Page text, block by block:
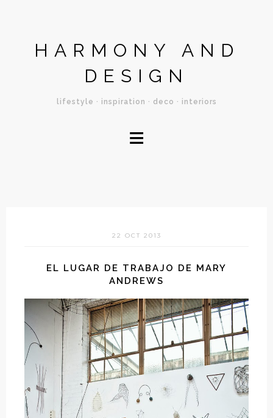
HARMONY AND
DESIGN
lifestyle · inspiration · deco · interiors
≡
22 OCT 2013
EL LUGAR DE TRABAJO DE MARY
ANDREWS